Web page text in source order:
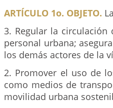
ARTÍCULO 1o. OBJETO.
3. Regular la
personal urbana;
los demás actores de la
2. Promover el uso de
como medios de
movilidad urbana